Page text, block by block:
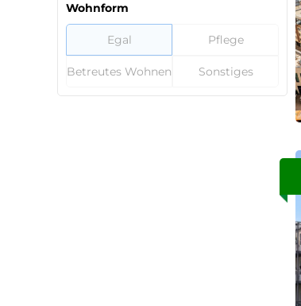
Wohnform
Egal Pflege
Betreutes Wohnen Sonstiges